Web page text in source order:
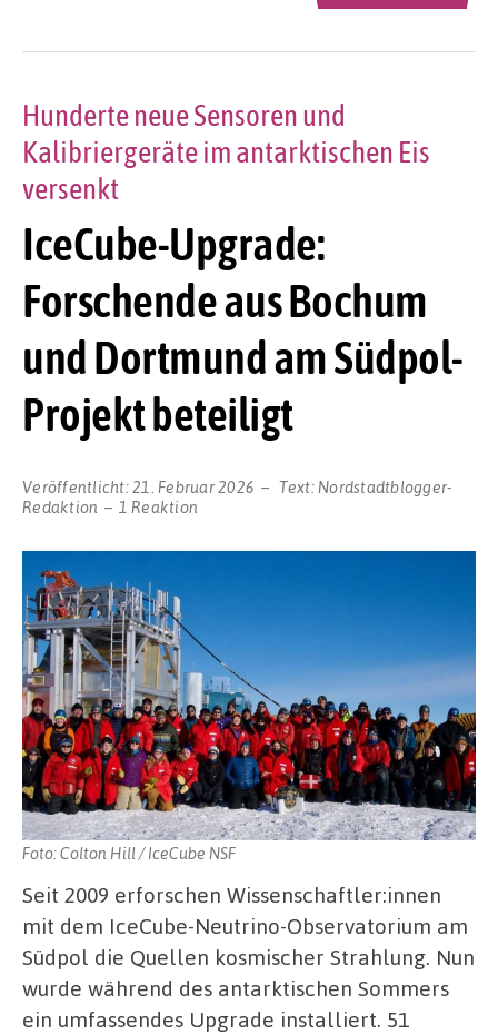
IceCube-Upgrade:
Forschende aus Bochum
und Dortmund am Südpol-
Projekt beteiligt
Hunderte neue Sensoren und
Kalibriergeräte im antarktischen Eis
versenkt
Veröffentlicht:21. Februar 2026 Text: Nordstadtblogger-
Redaktion
1 Reaktion
Foto: Colton Hill / IceCube NSF
Seit 2009 erforschen Wissenschaftler:innen
mit dem IceCube-Neutrino-Observatorium am
Südpol die Quellen kosmischer Strahlung. Nun
wurde während des antarktischen Sommers
ein umfassendes Upgrade installiert. 51